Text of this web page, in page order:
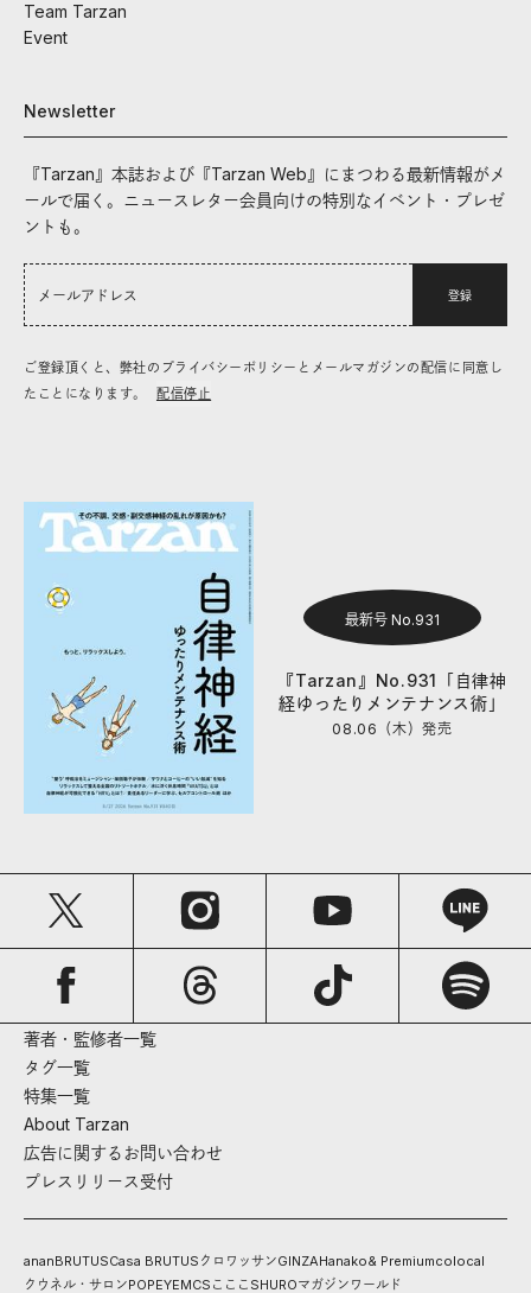
Team Tarzan
Event
Newsletter
『Tarzan』本誌および『Tarzan Web』にまつわる最新情報がメ
ールで届く。ニュースレター会員向けの特別なイベント・プレゼ
ントも。
登録
ご登録頂くと、弊社のプライバシーポリシーとメールマガジンの配信に同意し
たことになります。
配信停止
最新号 No.931
『Tarzan』No.931「自律神
経ゆったりメンテナンス術」
08.06（木）発売
著者・監修者一覧
タグ一覧
特集一覧
About Tarzan
広告に関するお問い合わせ
プレスリリース受付
ananBRUTUSCasa BRUTUS クロワッサンGINZAHanako& Premiumcolocal
クウネル・サロンPOPEYEMCS こここ SHUROマガジンワールド